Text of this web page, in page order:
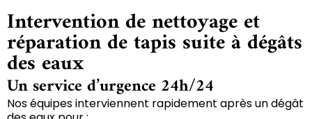
Intervention de nettoyage et
réparation de tapis suite à dégâts
des eaux
Un service d’urgence 24h/24
Nos équipes interviennent rapidement après un dégât